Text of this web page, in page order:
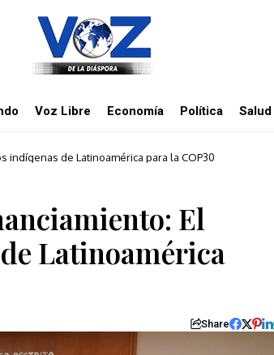
Voz Libre Economía Política Salud
de Latinoamérica para la COP30
El
Latinoamérica
Share